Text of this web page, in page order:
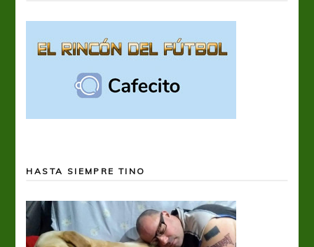
HASTA SIEMPRE TINO